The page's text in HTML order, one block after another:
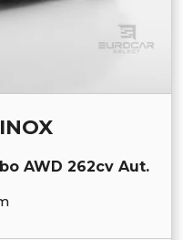
AWD 262cv Aut.